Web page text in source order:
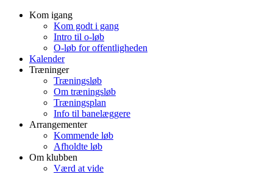
Kom igang
Kom godt i gang
Intro til o-løb
O-løb for offentligheden
Kalender
Træninger
Træningsløb
Om træningsløb
Træningsplan
Info til banelæggere
Arrangementer
Kommende løb
Afholdte løb
Om klubben
Værd at vide